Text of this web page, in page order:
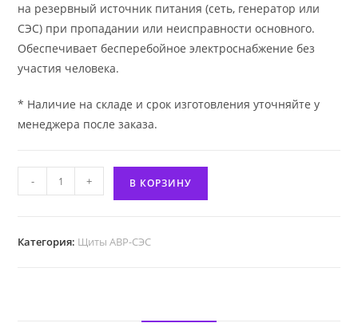
на резервный источник питания (сеть, генератор или
СЭС) при пропадании или неисправности основного.
Обеспечивает бесперебойное электроснабжение без
участия человека.
* Наличие на складе и срок изготовления уточняйте у
менеджера после заказа.
Количество
товара
АВР-
- + В КОРЗИНУ
Категория: Щиты АВР-СЭС